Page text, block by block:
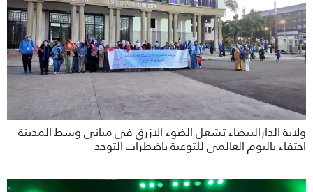
ولاية الدارالبيضاء تشعل الضوء الازرق في مباني وسط المدينة
احتفاء باليوم العالمي للتوعية باضطراب التوحد